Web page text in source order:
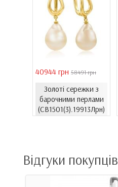
40944 грн 58491 грн
Золоті сережки з
барочними перлами
(СВ1501(3).19913Лрн)
Відгуки покупців